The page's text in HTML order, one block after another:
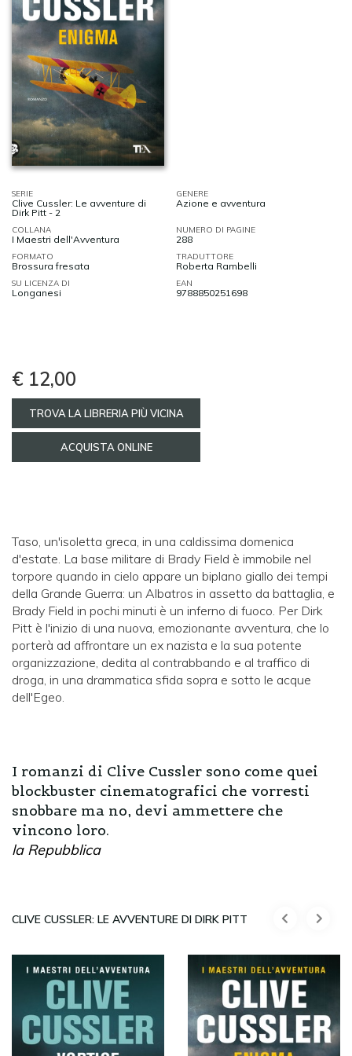
SERIE
Clive Cussler: Le avventure di
Dirk Pitt - 2
GENERE
Azione e avventura
COLLANA
I Maestri dell'Avventura
NUMERO DI PAGINE
288
FORMATO
Brossura fresata
TRADUTTORE
Roberta Rambelli
SU LICENZA DI
Longanesi
EAN
9788850251698
€ 12,00
TROVA LA LIBRERIA PIÙ VICINA
ACQUISTA ONLINE
Taso, un'isoletta greca, in una caldissima domenica
d'estate. La base militare di Brady Field è immobile nel
torpore quando in cielo appare un biplano giallo dei tempi
della Grande Guerra: un Albatros in assetto da battaglia, e
Brady Field in pochi minuti è un inferno di fuoco. Per Dirk
Pitt è l'inizio di una nuova, emozionante avventura, che lo
porterà ad affrontare un ex nazista e la sua potente
organizzazione, dedita al contrabbando e al traffico di
droga, in una drammatica sfida sopra e sotto le acque
dell'Egeo.
I romanzi di Clive Cussler sono come quei
blockbuster cinematografici che vorresti
snobbare ma no, devi ammettere che
vincono loro.
la Repubblica
CLIVE CUSSLER: LE AVVENTURE DI DIRK PITT